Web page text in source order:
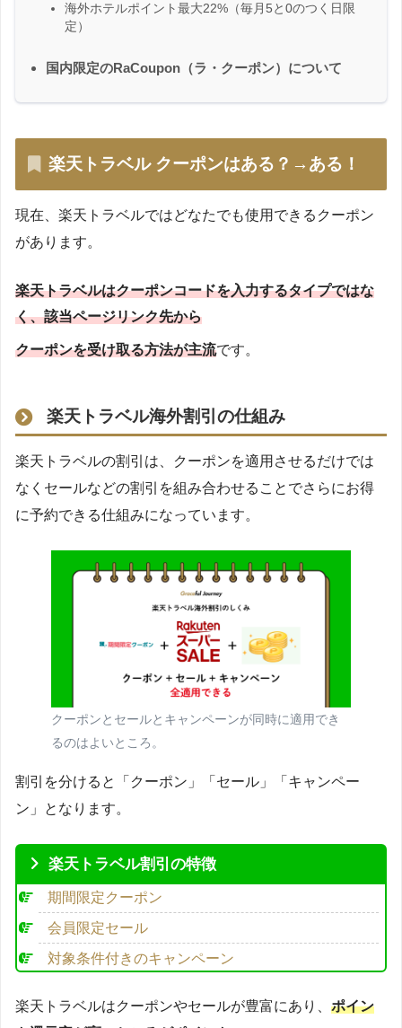
海外ホテルポイント最大22%（毎月5と0のつく日限
定）
国内限定のRaCoupon（ラ・クーポン）について
楽天トラベル クーポンはある？→ある！
現在、楽天トラベルではどなたでも使用できるクーポン
があります。
楽天トラベルはクーポンコードを入力するタイプではな
く、該当ページリンク先から
クーポンを受け取る方法が主流です。
楽天トラベル海外割引の仕組み
楽天トラベルの割引は、クーポンを適用させるだけでは
なくセールなどの割引を組み合わせることでさらにお得
に予約できる仕組みになっています。
クーポンとセールとキャンペーンが同時に適用でき
るのはよいところ。
割引を分けると「クーポン」「セール」「キャンペー
ン」となります。
楽天トラベル割引の特徴
期間限定クーポン
会員限定セール
対象条件付きのキャンペーン
楽天トラベルはクーポンやセールが豊富にあり、 ポイン